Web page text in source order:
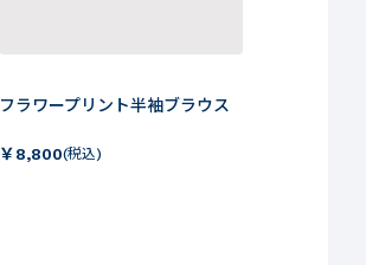
フラワープリント半袖ブラウス
￥8,800(税込)